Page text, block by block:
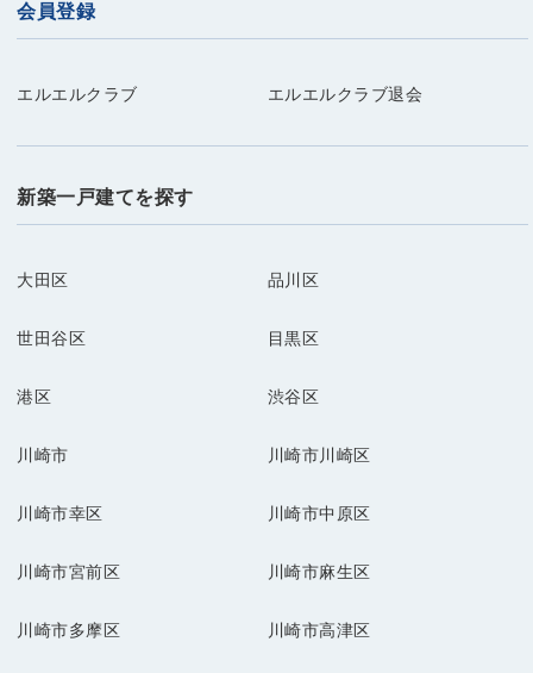
会員登録
エルエルクラブ エルエルクラブ退会
新築一戸建てを探す
大田区 品川区
世田谷区 目黒区
港区 渋谷区
川崎市 川崎市川崎区
川崎市幸区 川崎市中原区
川崎市宮前区 川崎市麻生区
川崎市多摩区 川崎市高津区